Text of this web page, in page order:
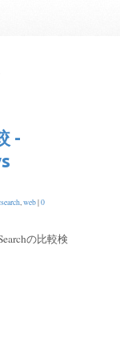
-
,web|0
の比較検